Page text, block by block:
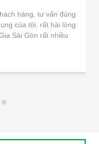
hàng, tư vấn đúng
của tôi, rất hài lòng
Sài Gòn rất nhiều